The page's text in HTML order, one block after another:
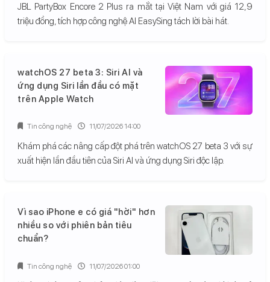
JBL PartyBox Encore 2 Plus ra mắt tại Việt Nam với giá 12,9
triệu đồng, tích hợp công nghệ AI EasySing tách lời bài hát.
watchOS 27 beta 3: Siri AI và
ứng dụng Siri lần đầu có mặt
trên Apple Watch
Khám phá các nâng cấp đột phá trên watchOS 27 beta 3 với sự
xuất hiện lần đầu tiên của Siri AI và ứng dụng Siri độc lập.
Tin công nghệ 11/07/2026 14:00
Vì sao iPhone e có giá "hời" hơn
nhiều so với phiên bản tiêu
chuẩn?
Tin công nghệ 11/07/2026 01:00